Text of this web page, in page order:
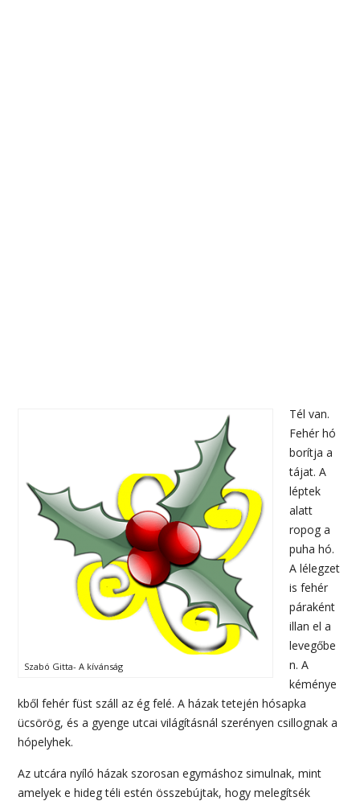
Szabó Gitta- A kívánság
Tél van.
Fehér hó
borítja a
tájat. A
léptek
alatt
ropog a
puha hó.
A lélegzet
is fehér
páraként
illan el a
levegőbe
n. A
kéménye
kből fehér füst száll az ég felé. A házak tetején hósapka
ücsörög, és a gyenge utcai világításnál szerényen csillognak a
hópelyhek.
Az utcára nyíló házak szorosan egymáshoz simulnak, mint
amelyek e hideg téli estén összebújtak, hogy melegítsék